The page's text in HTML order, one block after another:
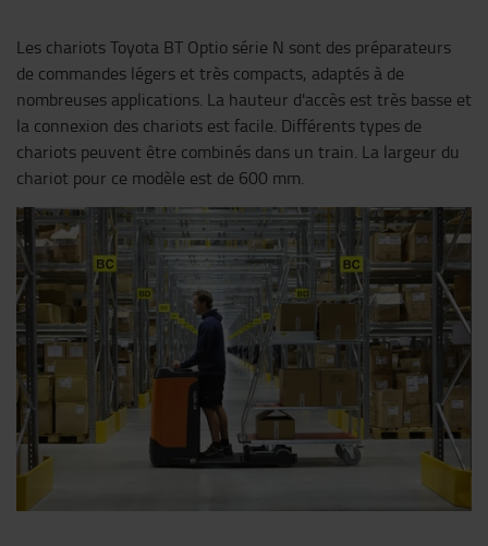
Les chariots Toyota BT Optio série N sont des préparateurs
de commandes légers et très compacts, adaptés à de
nombreuses applications. La hauteur d'accès est très basse et
la connexion des chariots est facile. Différents types de
chariots peuvent être combinés dans un train. La largeur du
chariot pour ce modèle est de 600 mm.